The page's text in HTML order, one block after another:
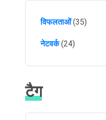
विफलताओं(35)
नेटवर्क(24)
टैग